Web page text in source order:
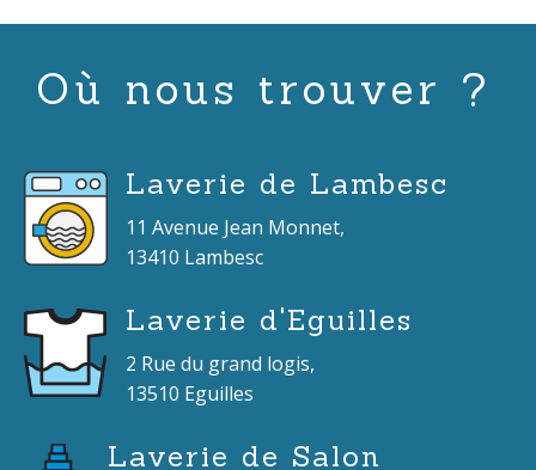
Où nous trouver ?
Laverie de Lambesc
11 Avenue Jean Monnet,
13410 Lambesc
Laverie d'Eguilles
2 Rue du grand logis,
13510 Eguilles
Laverie de Salon